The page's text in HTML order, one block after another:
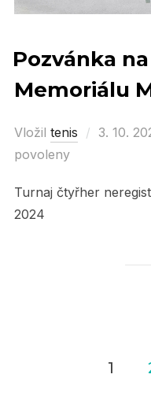
Pozvánka
Memoriálu
Vložil tenis
Posted
3. 10.
povoleny
Turnaj čtyřher
2024
1